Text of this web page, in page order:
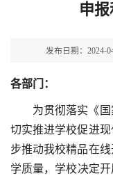
申
发布日期：2024-
各部门：
为贯彻落实《国
切实推进学校促进
步推动我校精品在
学质量，学校决定